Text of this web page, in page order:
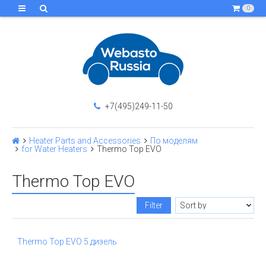
0
+7(495)249-11-50
Heater Parts and Accessories
По моделям
for Water Heaters
Thermo Top EVO
Thermo Top EVO
Filter
Thermo Top EVO 5 дизель